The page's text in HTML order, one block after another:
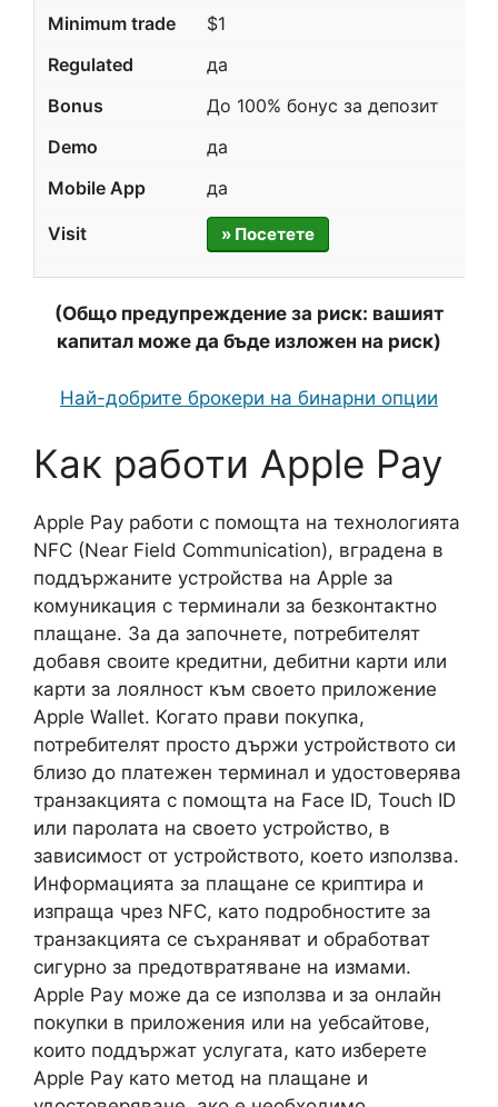
$1
да
До 100% бонус за депозит
да
да
» Посетете
(Общо предупреждение за риск: вашият
капитал може да бъде изложен на риск)
Най-добрите брокери на бинарни опции
Как работи Apple Pay
Apple Pay работи с помощта на технологията
NFC (Near Field Communication), вградена в
поддържаните устройства на Apple за
комуникация с терминали за безконтактно
плащане. За да започнете, потребителят
добавя своите кредитни, дебитни карти или
карти за лоялност към своето приложение
Apple Wallet. Когато прави покупка,
потребителят просто държи устройството си
близо до платежен терминал и удостоверява
транзакцията с помощта на Face ID, Touch ID
или паролата на своето устройство, в
зависимост от устройството, което използва.
Информацията за плащане се криптира и
изпраща чрез NFC, като подробностите за
транзакцията се съхраняват и обработват
сигурно за предотвратяване на измами.
Apple Pay може да се използва и за онлайн
покупки в приложения или на уебсайтове,
които поддържат услугата, като изберете
Apple Pay като метод на плащане и